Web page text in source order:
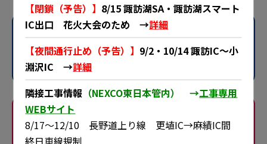
長野道
岡谷IC～岡谷JCT
岡谷JCT〜諏訪IC
【閉鎖（予告）】 8/15 諏訪湖SA・諏訪湖スマート
IC出口 花火大会のため →詳細
【夜間通行止め（予告）】 9/2・10/14 諏訪IC～小
淵沢IC →詳細
隣接工事情報 （NEXCO東日本管内） →工事専用
WEBサイト
8/17～12/10 長野道上り線 更埴IC→麻績IC間
終日車線規制